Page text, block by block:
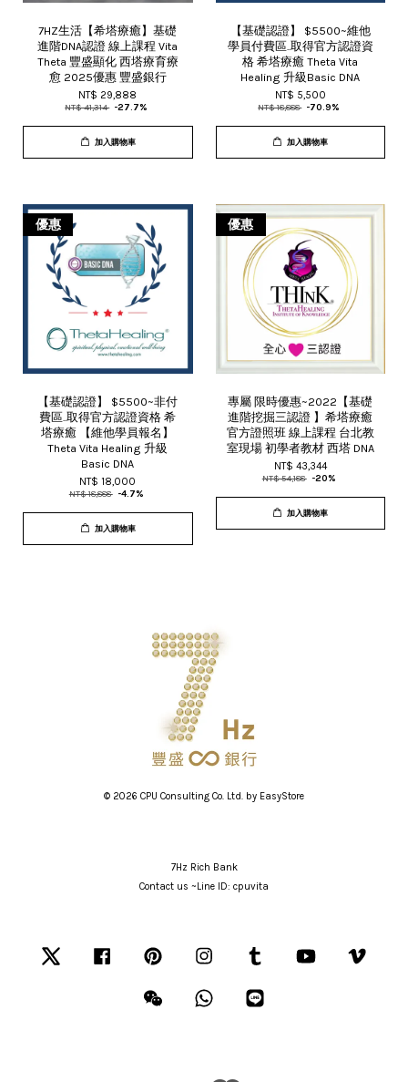
7HZ生活【希塔療癒】基礎
進階DNA認證 線上課程 Vita
Theta 豐盛顯化 西塔療育療
愈 2025優惠 豐盛銀行
NT$ 29,888
NT$ 41,314 -27.7%
加入購物車
【基礎認證】 $5500~維他
學員付費區..取得官方認證資
格 希塔療癒 Theta Vita
Healing 升級Basic DNA
NT$ 5,500
NT$ 18,888 -70.9%
加入購物車
優惠
【基礎認證】 $5500~非付
費區..取得官方認證資格 希
塔療癒 【維他學員報名】
Theta Vita Healing 升級
Basic DNA
NT$ 18,000
NT$ 18,888 -4.7%
加入購物車
優惠
專屬 限時優惠~2022【基礎
進階挖掘三認證 】希塔療癒
官方證照班 線上課程 台北教
室現場 初學者教材 西塔 DNA
NT$ 43,344
NT$ 54,188 -20%
加入購物車
© 2026 CPU Consulting Co. Ltd. by EasyStore
7Hz Rich Bank
Contact us ~Line ID: cpuvita
Facebook Pinterest Instagram Tumblr YouTube
Wechat Whatsapp